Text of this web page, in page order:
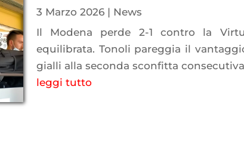
3 Marzo 2026| News
Il Modena perde 2-1 contro la
equilibrata. Tonoli pareggia il
gialli alla seconda sconfitta
leggi tutto